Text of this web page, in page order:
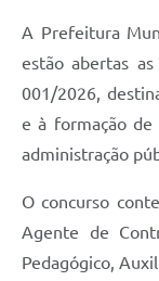
A Prefeitura
estão abertas
001/2026,
e à formação de
administração
O concurso
Agente de
Pedagógico,